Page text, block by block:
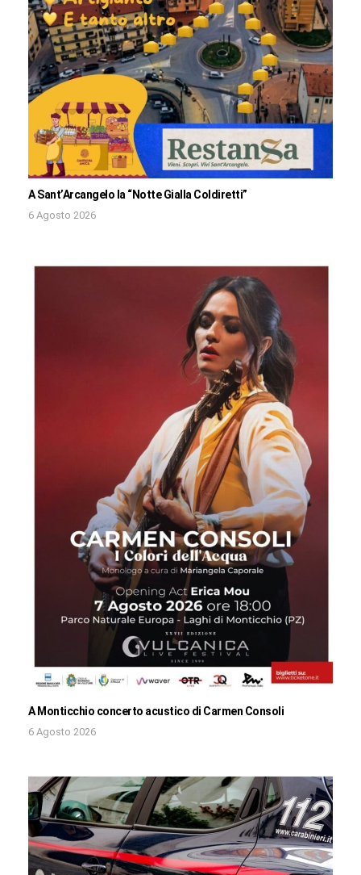
A Sant’Arcangelo la “Notte Gialla Coldiretti”
6 Agosto 2026
A Monticchio concerto acustico di Carmen Consoli
6 Agosto 2026